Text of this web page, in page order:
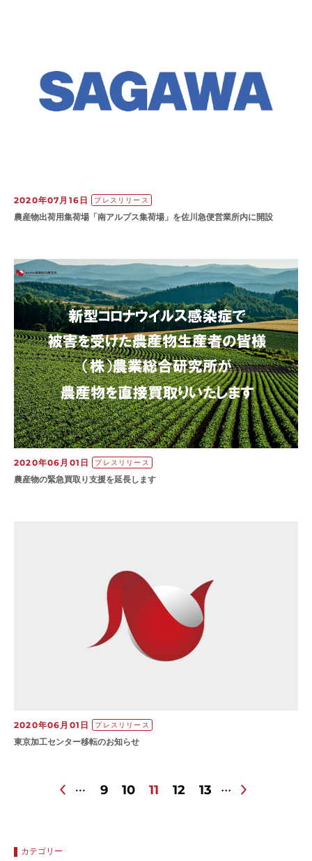
2020年07月16日 プレスリリース
農産物出荷用集荷場「南アルプス集荷場」を佐川急便営業所内に開設
2020年06月01日 プレスリリース
農産物の緊急買取り支援を延長します
2020年06月01日 プレスリリース
東京加工センター移転のお知らせ
9 10 11 12 13
カテゴリー